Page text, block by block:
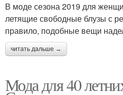
В моде сезона 2019 для
летящие свободные блузы с
правило, подобные вещи
читать дальше →
Мода для 40